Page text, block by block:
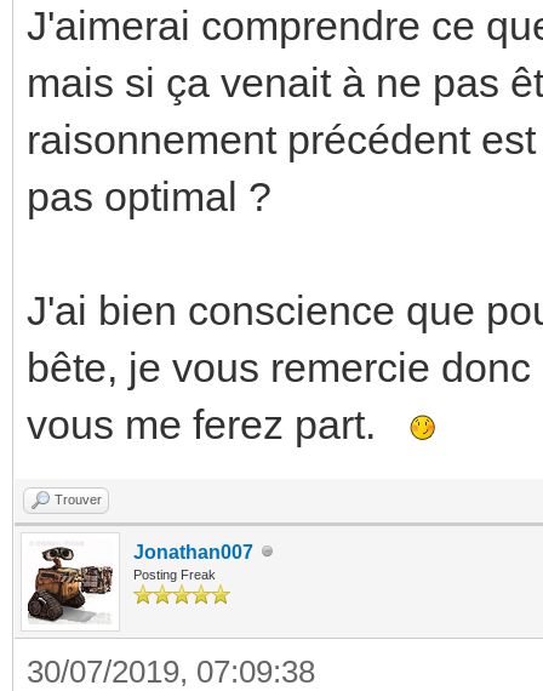
J'aimerai comprendre ce
mais si ça venait à ne pas
raisonnement précédent
pas optimal ?
J'ai bien conscience que
bête, je vous remercie
vous me ferez part.
Trouver
Jonathan007
Posting Freak
30/07/2019, 07:09:38